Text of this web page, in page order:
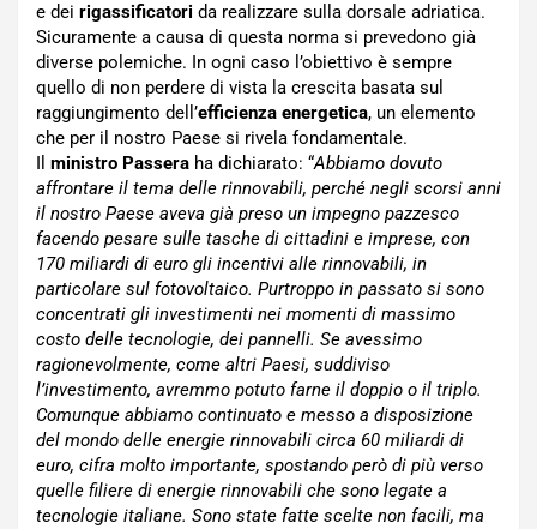
e dei rigassificatori da realizzare sulla dorsale adriatica.
Sicuramente a causa di questa norma si prevedono già
diverse polemiche. In ogni caso l’obiettivo è sempre
quello di non perdere di vista la crescita basata sul
raggiungimento dell’efficienza energetica, un elemento
che per il nostro Paese si rivela fondamentale.
Il ministro Passera ha dichiarato: “Abbiamo dovuto
affrontare il tema delle rinnovabili, perché negli scorsi anni
il nostro Paese aveva già preso un impegno pazzesco
facendo pesare sulle tasche di cittadini e imprese, con
170 miliardi di euro gli incentivi alle rinnovabili, in
particolare sul fotovoltaico. Purtroppo in passato si sono
concentrati gli investimenti nei momenti di massimo
costo delle tecnologie, dei pannelli. Se avessimo
ragionevolmente, come altri Paesi, suddiviso
l’investimento, avremmo potuto farne il doppio o il triplo.
Comunque abbiamo continuato e messo a disposizione
del mondo delle energie rinnovabili circa 60 miliardi di
euro, cifra molto importante, spostando però di più verso
quelle filiere di energie rinnovabili che sono legate a
tecnologie italiane. Sono state fatte scelte non facili, ma